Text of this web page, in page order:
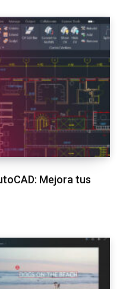
Mejora tus